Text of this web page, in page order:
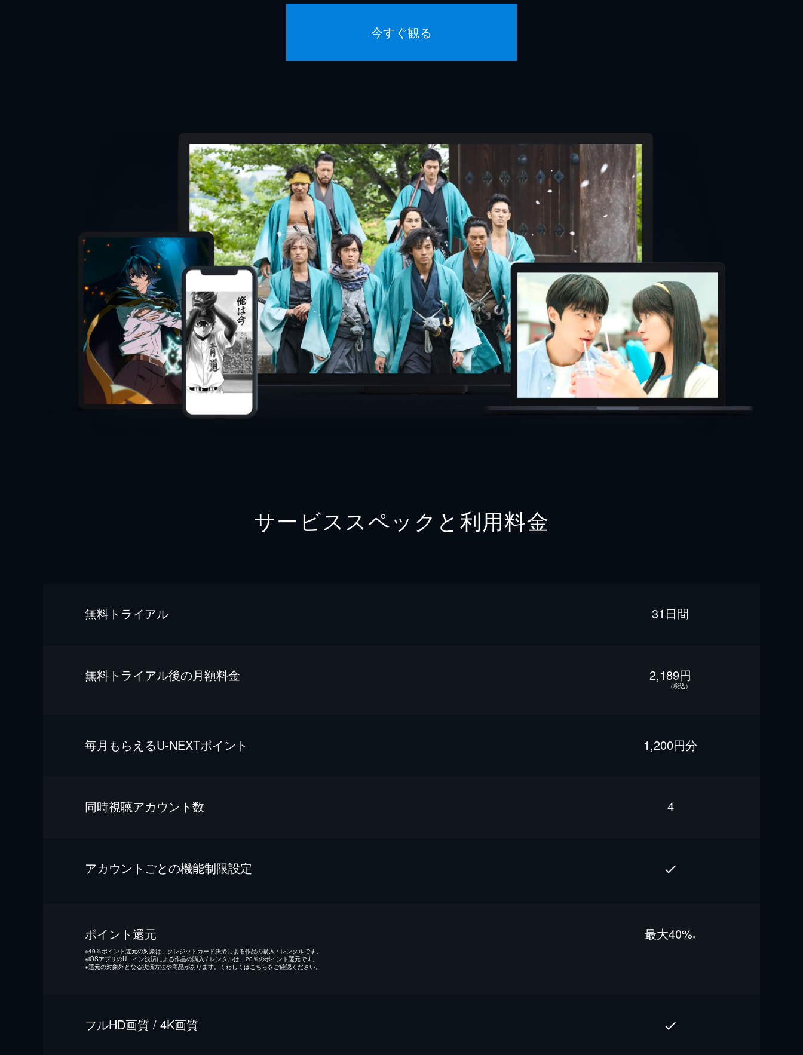
今すぐ観る
サービススペックと利用料金
無料トライアル 31日間
無料トライアル後の⽉額料金 2,189円
（税込）
毎⽉もらえるU-NEXTポイント 1,200円分
同時視聴アカウント数 4
アカウントごとの機能制限設定
ポイント還元 最⼤40%※
※40％ポイント還元の対象は、クレジットカード決済による作品の購入 / レンタルです。
※iOSアプリのUコイン決済による作品の購入 / レンタルは、20％のポイント還元です。
※還元の対象外となる決済方法や商品があります。くわしくは こちらをご確認ください。
フルHD画質 / 4K画質